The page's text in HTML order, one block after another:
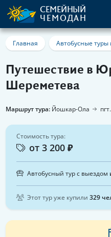
СЕМЕЙНЫЙ
ЧЕМОДАН
Главная Автобусные
Путешествие в
Шереметева
Маршрут тура: Йошкар-Ола
Стоимость тура:
от 3 200 ₽
Автобусный тур с выездом
Этот тур уже купили 329